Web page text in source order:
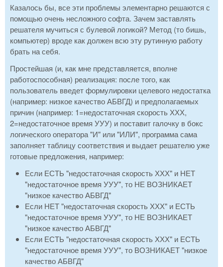
Казалось бы, все эти проблемы элементарно решаются с
помощью очень несложного софта. Зачем заставлять
решателя мучиться с булевой логикой? Метод (то бишь,
компьютер) вроде как должен всю эту рутинную работу
брать на себя.
Простейшая (и, как мне представляется, вполне
работоспособная) реализация: после того, как
пользователь введет формулировки целевого недостатка
(например: низкое качество АБВГД) и предполагаемых
причин (например: 1=недостаточная скорость ХХХ,
2=недостаточное время УУУ) и поставит галочку в бокс
логического оператора "И" или "ИЛИ", программа сама
заполняет таблицу соответствия и выдает решателю уже
готовые предложения, например:
Если ЕСТЬ "недостаточная скорость ХХХ" и НЕТ
"недостаточное время УУУ", то НЕ ВОЗНИКАЕТ
"низкое качество АБВГД"
Если НЕТ "недостаточная скорость ХХХ" и ЕСТЬ
"недостаточное время УУУ", то НЕ ВОЗНИКАЕТ
"низкое качество АБВГД"
Если ЕСТЬ "недостаточная скорость ХХХ" и ЕСТЬ
"недостаточное время УУУ", то ВОЗНИКАЕТ "низкое
качество АБВГД"